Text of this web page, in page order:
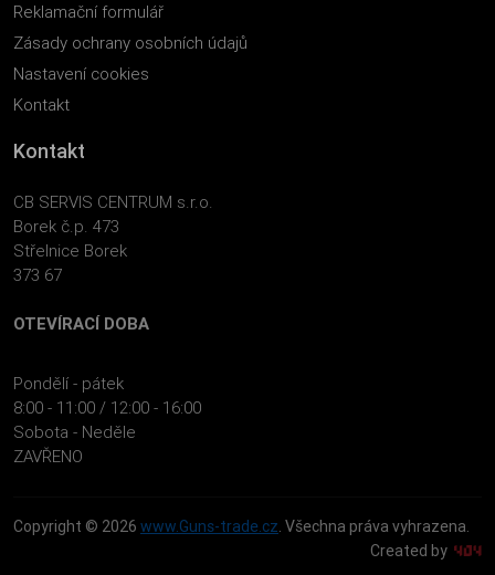
Reklamační formulář
Zásady ochrany osobních údajů
Nastavení cookies
Kontakt
Kontakt
CB SERVIS CENTRUM s.r.o.
Borek č.p. 473
Střelnice Borek
373 67
OTEVÍRACÍ DOBA
Pondělí - pátek
8:00 - 11:00 / 12:00 - 16:00
Sobota - Neděle
ZAVŘENO
Copyright © 2026 www.Guns-trade.cz. Všechna práva vyhrazena.
Created by